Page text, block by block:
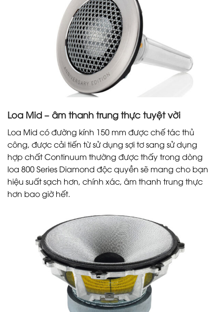
Loa Mid – âm thanh trung thực tuyệt vời
Loa Mid có đường kính 150 mm được chế tác thủ
công, được cải tiến từ sử dụng sợi tơ sang sử dụng
hợp chất Continuum thường được thấy trong dòng
loa 800 Series Diamond độc quyền sẽ mang cho bạn
hiệu suất sạch hơn, chính xác, âm thanh trung thực
hơn bao giờ hết.